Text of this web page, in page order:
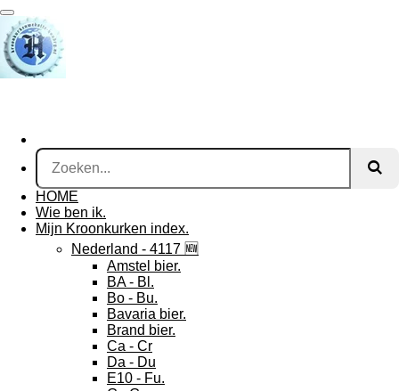
Ga
direct
naar
de
hoofdinhoud
HOME
Wie ben ik.
Mijn Kroonkurken index.
Nederland - 4117 🆕
Amstel bier.
BA - Bl.
Bo - Bu.
Bavaria bier.
Brand bier.
Ca - Cr
Da - Du
E10 - Fu.